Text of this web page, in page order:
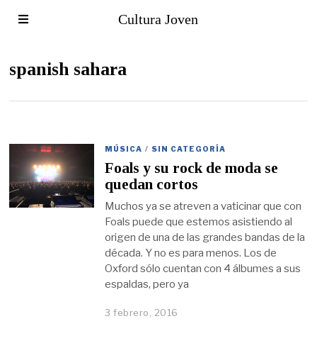
Cultura Joven
spanish sahara
MÚSICA / SIN CATEGORÍA
Foals y su rock de moda se
quedan cortos
Muchos ya se atreven a vaticinar que con
Foals puede que estemos asistiendo al
origen de una de las grandes bandas de la
década. Y no es para menos. Los de
Oxford sólo cuentan con 4 álbumes a sus
espaldas, pero ya
3 febrero, 2016